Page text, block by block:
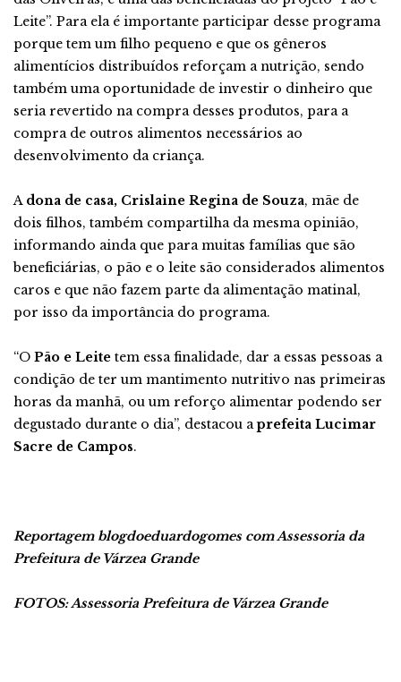
Leite”. Para ela é importante participar desse programa
porque tem um filho pequeno e que os gêneros
alimentícios distribuídos reforçam a nutrição, sendo
também uma oportunidade de investir o dinheiro que
seria revertido na compra desses produtos, para a
compra de outros alimentos necessários ao
desenvolvimento da criança.
A dona de casa, Crislaine Regina de Souza, mãe de
dois filhos, também compartilha da mesma opinião,
informando ainda que para muitas famílias que são
beneficiárias, o pão e o leite são considerados alimentos
caros e que não fazem parte da alimentação matinal,
por isso da importância do programa.
“O Pão e Leite tem essa finalidade, dar a essas pessoas a
condição de ter um mantimento nutritivo nas primeiras
horas da manhã, ou um reforço alimentar podendo ser
degustado durante o dia”, destacou aprefeita Lucimar
Sacre de Campos.
Reportagem blogdoeduardogomes com Assessoria da
Prefeitura de Várzea Grande
FOTOS: Assessoria Prefeitura de Várzea Grande